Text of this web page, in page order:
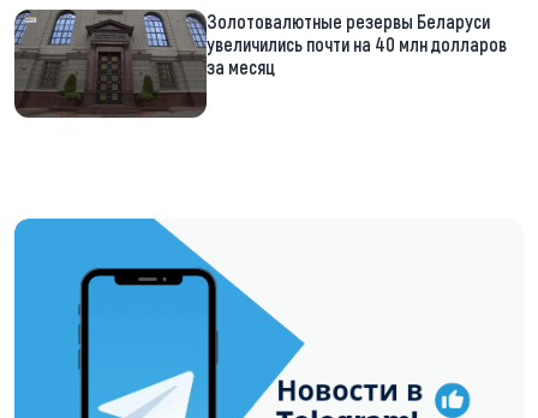
Золотовалютные резервы Беларуси
увеличились почти на 40 млн долларов
за месяц
https://t.me/minskctvby